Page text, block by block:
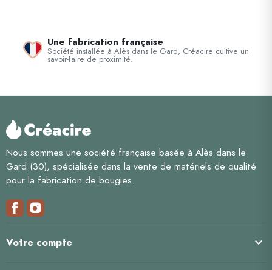
Une fabrication française
Société installée à Alès dans le Gard, Créacire cultive un
savoir-faire de proximité.
Nous sommes une société française basée à Alès dans le
Gard (30), spécialisée dans la vente de matériels de qualité
pour la fabrication de bougies.
Votre compte 